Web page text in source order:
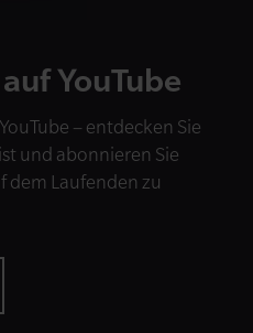
YouTube
– entdecken Sie
und abonnieren Sie
dem Laufenden zu